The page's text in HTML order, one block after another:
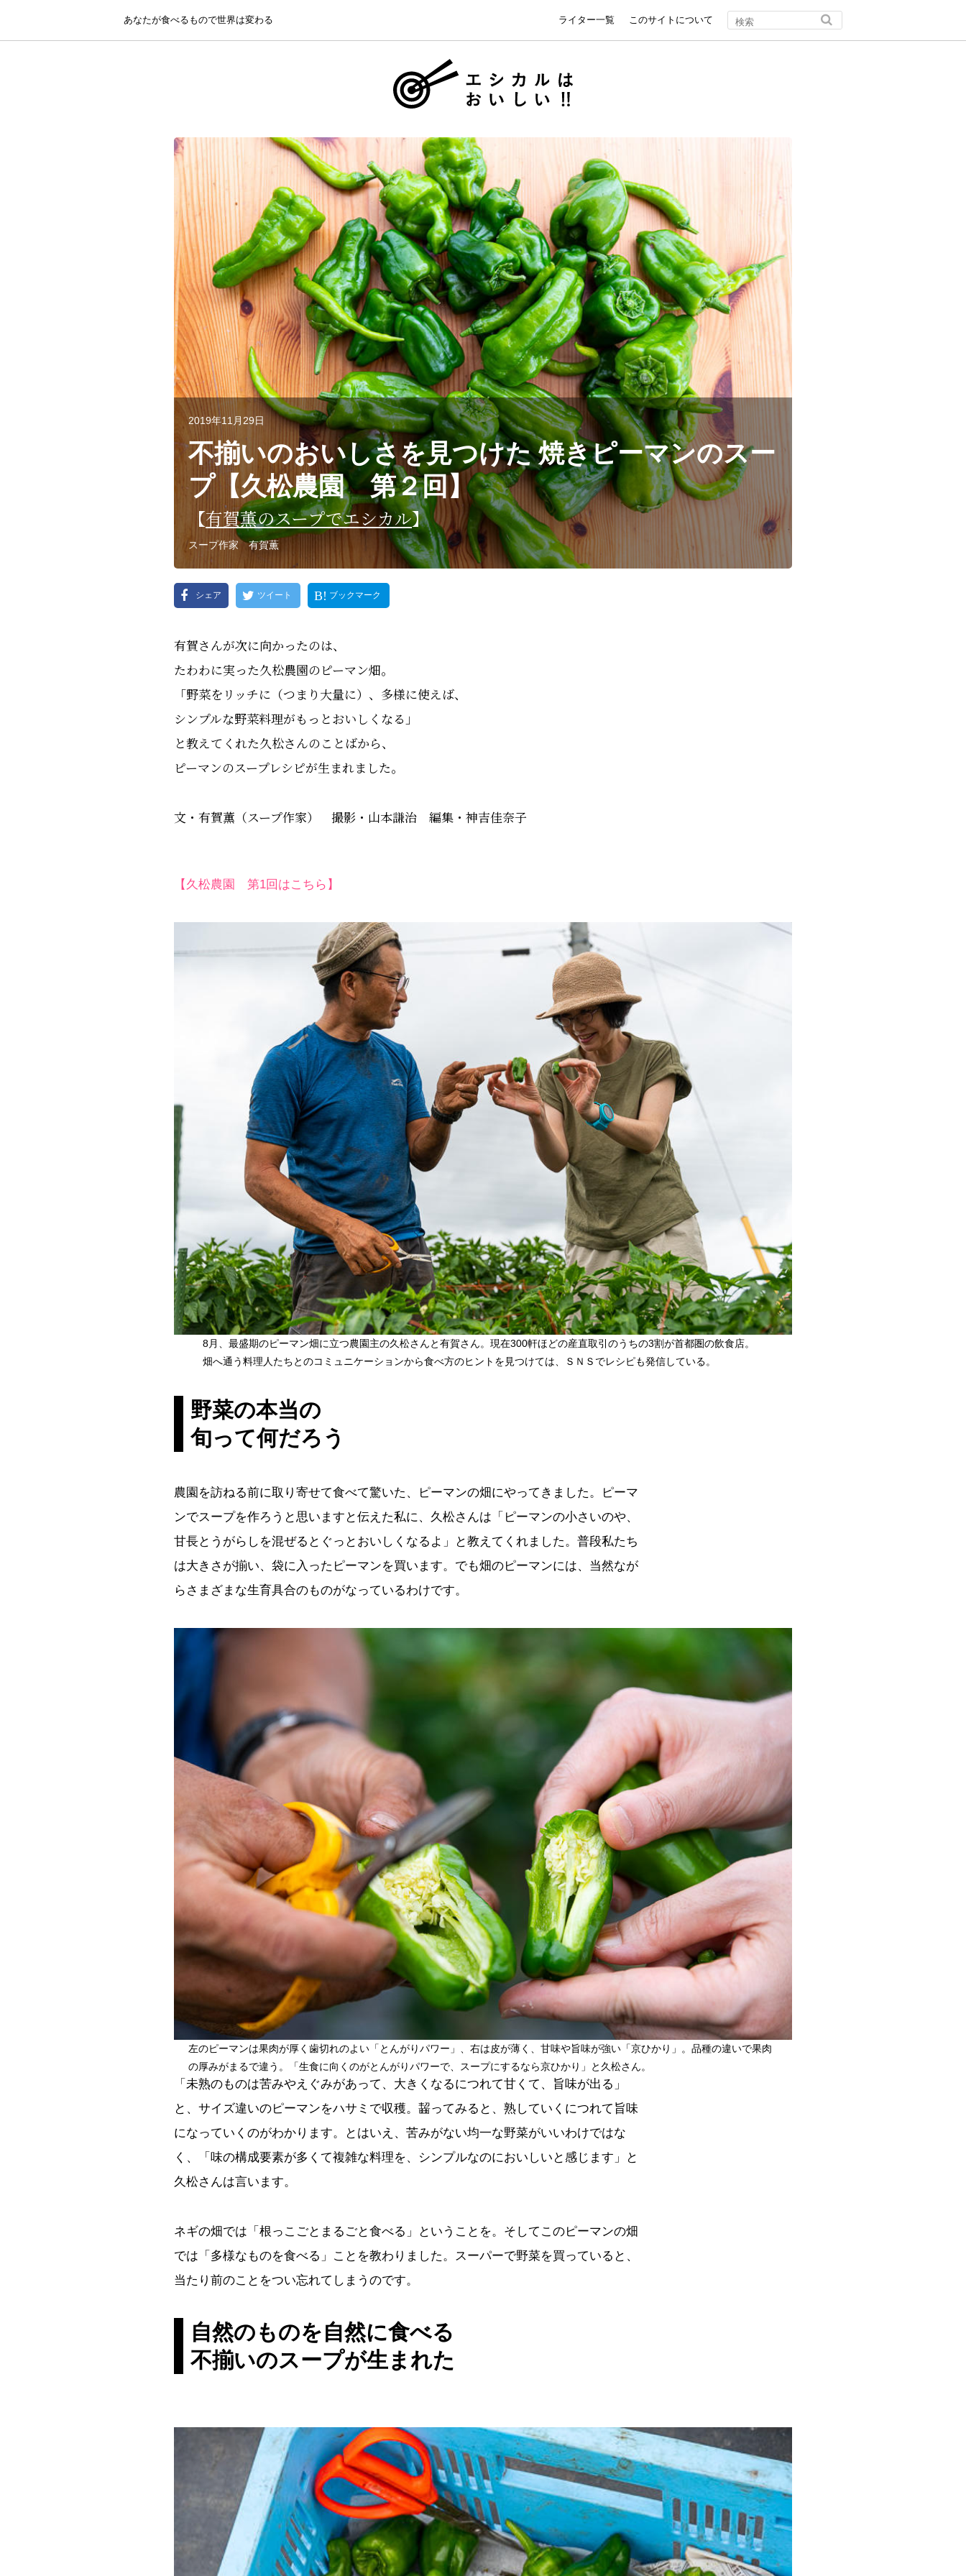
あなたが食べるもので世界は変わる ライター一覧 このサイトについて
2019年11月29日
不揃いのおいしさを見つけた 焼きピーマンのスー
プ【久松農園 第２回】
【有賀薫のスープでエシカル】
スープ作家 有賀薫
シェア ツイート ブックマーク
有賀さんが次に向かったのは、
たわわに実った久松農園のピーマン畑。
「野菜をリッチに（つまり大量に）、多様に使えば、
シンプルな野菜料理がもっとおいしくなる」
と教えてくれた久松さんのことばから、
ピーマンのスープレシピが生まれました。
文・有賀薫（スープ作家） 撮影・山本謙治 編集・神吉佳奈子
【久松農園 第1回はこちら】
8月、最盛期のピーマン畑に立つ農園主の久松さんと有賀さん。現在300軒ほどの産直取引のうちの3割が首都圏の飲食店。
畑へ通う料理人たちとのコミュニケーションから食べ方のヒントを見つけては、ＳＮＳでレシピも発信している。
野菜の本当の
旬って何だろう
農園を訪ねる前に取り寄せて食べて驚いた、ピーマンの畑にやってきました。ピーマ
ンでスープを作ろうと思いますと伝えた私に、久松さんは「ピーマンの小さいのや、
甘長とうがらしを混ぜるとぐっとおいしくなるよ」と教えてくれました。普段私たち
は大きさが揃い、袋に入ったピーマンを買います。でも畑のピーマンには、当然なが
らさまざまな生育具合のものがなっているわけです。
左のピーマンは果肉が厚く歯切れのよい「とんがりパワー」、右は皮が薄く、甘味や旨味が強い「京ひかり」。品種の違いで果肉
の厚みがまるで違う。「生食に向くのがとんがりパワーで、スープにするなら京ひかり」と久松さん。
「未熟のものは苦みやえぐみがあって、大きくなるにつれて甘くて、旨味が出る」
と、サイズ違いのピーマンをハサミで収穫。齧ってみると、熟していくにつれて旨味
になっていくのがわかります。とはいえ、苦みがない均一な野菜がいいわけではな
く、「味の構成要素が多くて複雑な料理を、シンプルなのにおいしいと感じます」と
久松さんは言います。
ネギの畑では「根っこごとまるごと食べる」ということを。そしてこのピーマンの畑
では「多様なものを食べる」ことを教わりました。スーパーで野菜を買っていると、
当たり前のことをつい忘れてしまうのです。
自然のものを自然に食べる
不揃いのスープが生まれた